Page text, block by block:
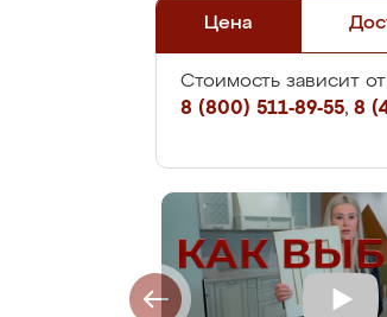
Цена
Стоимость зависит от
8 (800) 511-89-55, 8